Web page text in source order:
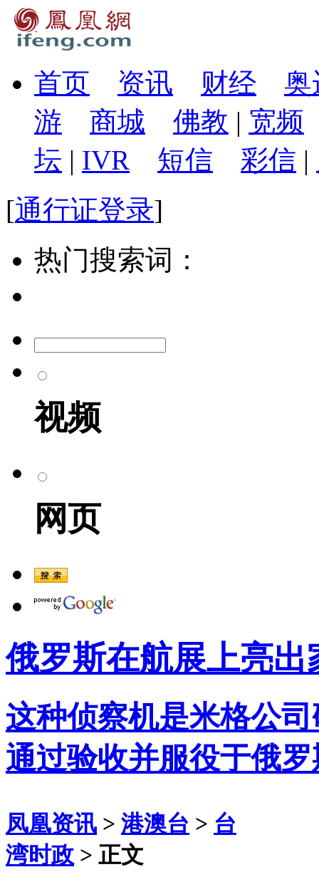
首页 资讯 财经
奥
游
商城 佛教 | 宽频
坛 | IVR 短信 彩信 |
[通行证登录]
热门搜索词：
视频
网页
俄罗斯在航展上亮出
这种侦察机是米格公
通过验收并服役于俄
凤凰资讯 > 港澳台 > 台
湾时政 > 正文